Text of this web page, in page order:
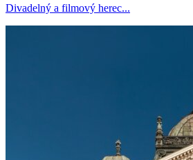
Divadelný a filmový herec...